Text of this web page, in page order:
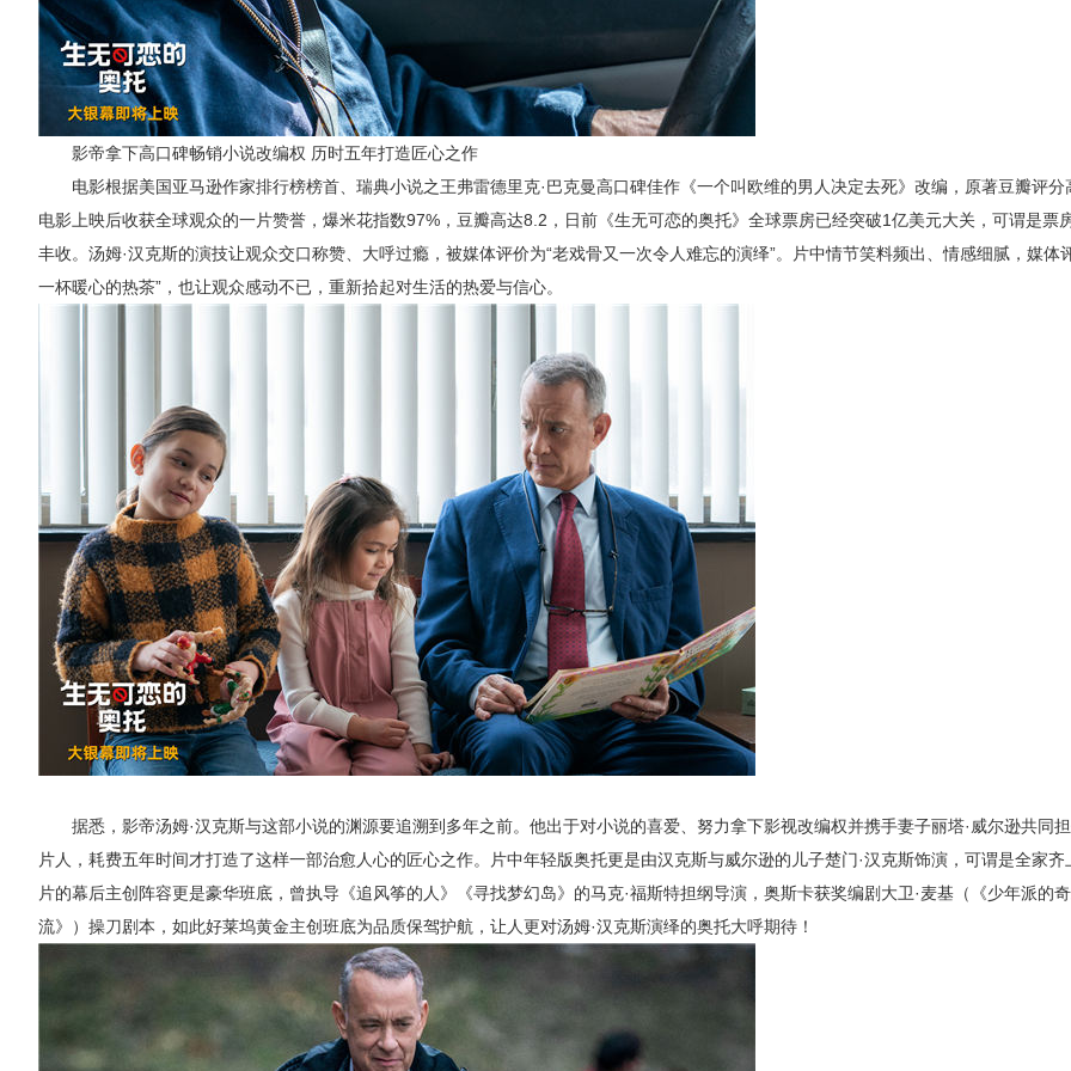
影帝拿下高口碑畅销小说改编权 历时五年打造匠心之作
电影根据美国亚马逊作家排行榜榜首、瑞典小说之王弗雷德里克·巴克曼高口碑佳作《一个叫欧维的男人决定去死》改编，原著豆瓣评分
电影上映后收获全球观众的一片赞誉，爆米花指数97%，豆瓣高达8.2，日前《生无可恋的奥托》全球票房已经突破1亿美元大关，可谓是票
丰收。汤姆·汉克斯的演技让观众交口称赞、大呼过瘾，被媒体评价为“老戏骨又一次令人难忘的演绎”。片中情节笑料频出、情感细腻，媒体
一杯暖心的热茶”，也让观众感动不已，重新拾起对生活的热爱与信心。
据悉，影帝汤姆·汉克斯与这部小说的渊源要追溯到多年之前。他出于对小说的喜爱、努力拿下影视改编权并携手妻子丽塔·威尔逊共同
片人，耗费五年时间才打造了这样一部治愈人心的匠心之作。片中年轻版奥托更是由汉克斯与威尔逊的儿子楚门·汉克斯饰演，可谓是全家齐
片的幕后主创阵容更是豪华班底，曾执导《追风筝的人》《寻找梦幻岛》的马克·福斯特担纲导演，奥斯卡获奖编剧大卫·麦基（《少年派的
流》）操刀剧本，如此好莱坞黄金主创班底为品质保驾护航，让人更对汤姆·汉克斯演绎的奥托大呼期待！